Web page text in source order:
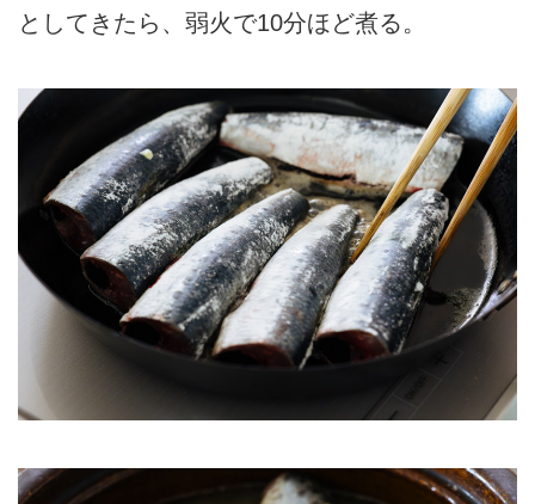
としてきたら、弱火で10分ほど煮る。